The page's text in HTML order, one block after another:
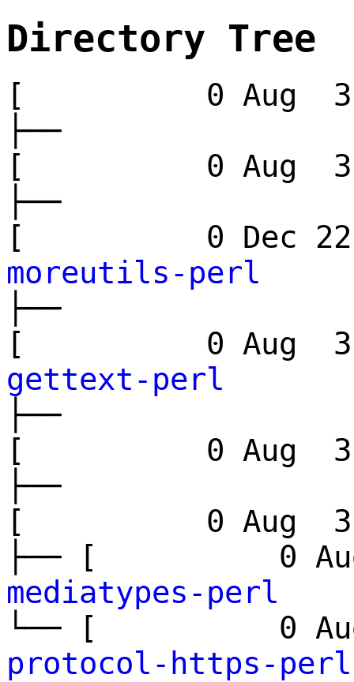
Directory Tree
[ 0 Aug 3
├──
[ 0 Aug 3
├──
[ 0 Dec
moreutils-perl
├──
[ 0 Aug 3
gettext-perl
├──
[ 0 Aug 3
├──
[ 0 Aug 3
├── [ 0
mediatypes-perl
└── [ 0
protocol-https-perl